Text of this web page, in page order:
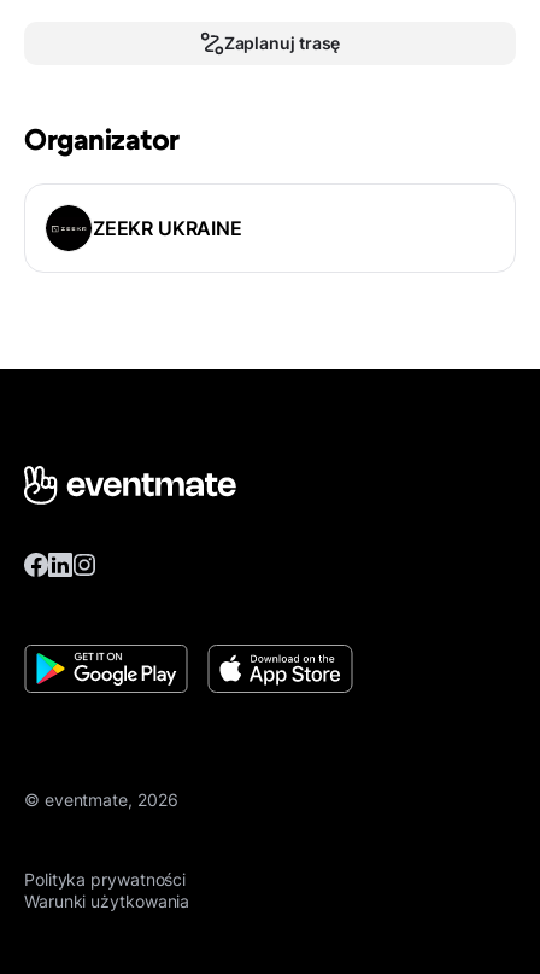
Zaplanuj trasę
Organizator
ZEEKR UKRAINE
© eventmate, 2026
Polityka prywatności
Warunki użytkowania